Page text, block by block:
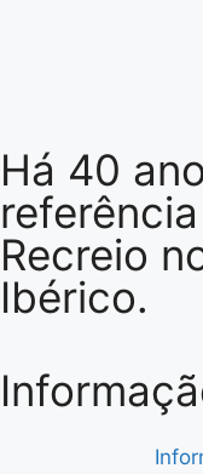
Há 40
Recreio
Ibérico.